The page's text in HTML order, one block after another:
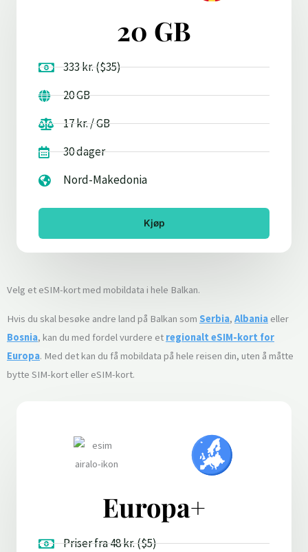
20 GB
333 kr. ($35)
20 GB
17 kr. / GB
30 dager
Nord-Makedonia
Kjøp
Velg et eSIM-kort med mobildata i hele Balkan.
Hvis du skal besøke andre land på Balkan som Serbia, Albania eller
Bosnia, kan du med fordel vurdere et regionalt eSIM-kort for
Europa. Med det kan du få mobildata på hele reisen din, uten å måtte
bytte SIM-kort eller eSIM-kort.
Europa+
Priser fra 48 kr. ($5)